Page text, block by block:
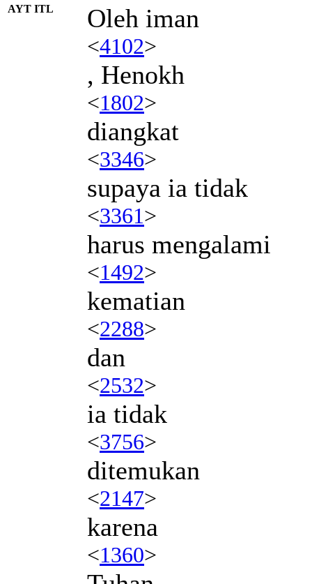
AYT ITL Oleh iman
<4102>
, Henokh
<1802>
diangkat
<3346>
supaya ia tidak
<3361>
harus mengalami
<1492>
kematian
<2288>
dan
<2532>
ia tidak
<3756>
ditemukan
<2147>
karena
<1360>